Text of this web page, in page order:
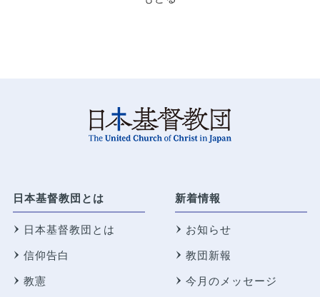
日本基督教団とは
日本基督教団とは
信仰告白
教憲
新着情報
お知らせ
教団新報
今月のメッセージ